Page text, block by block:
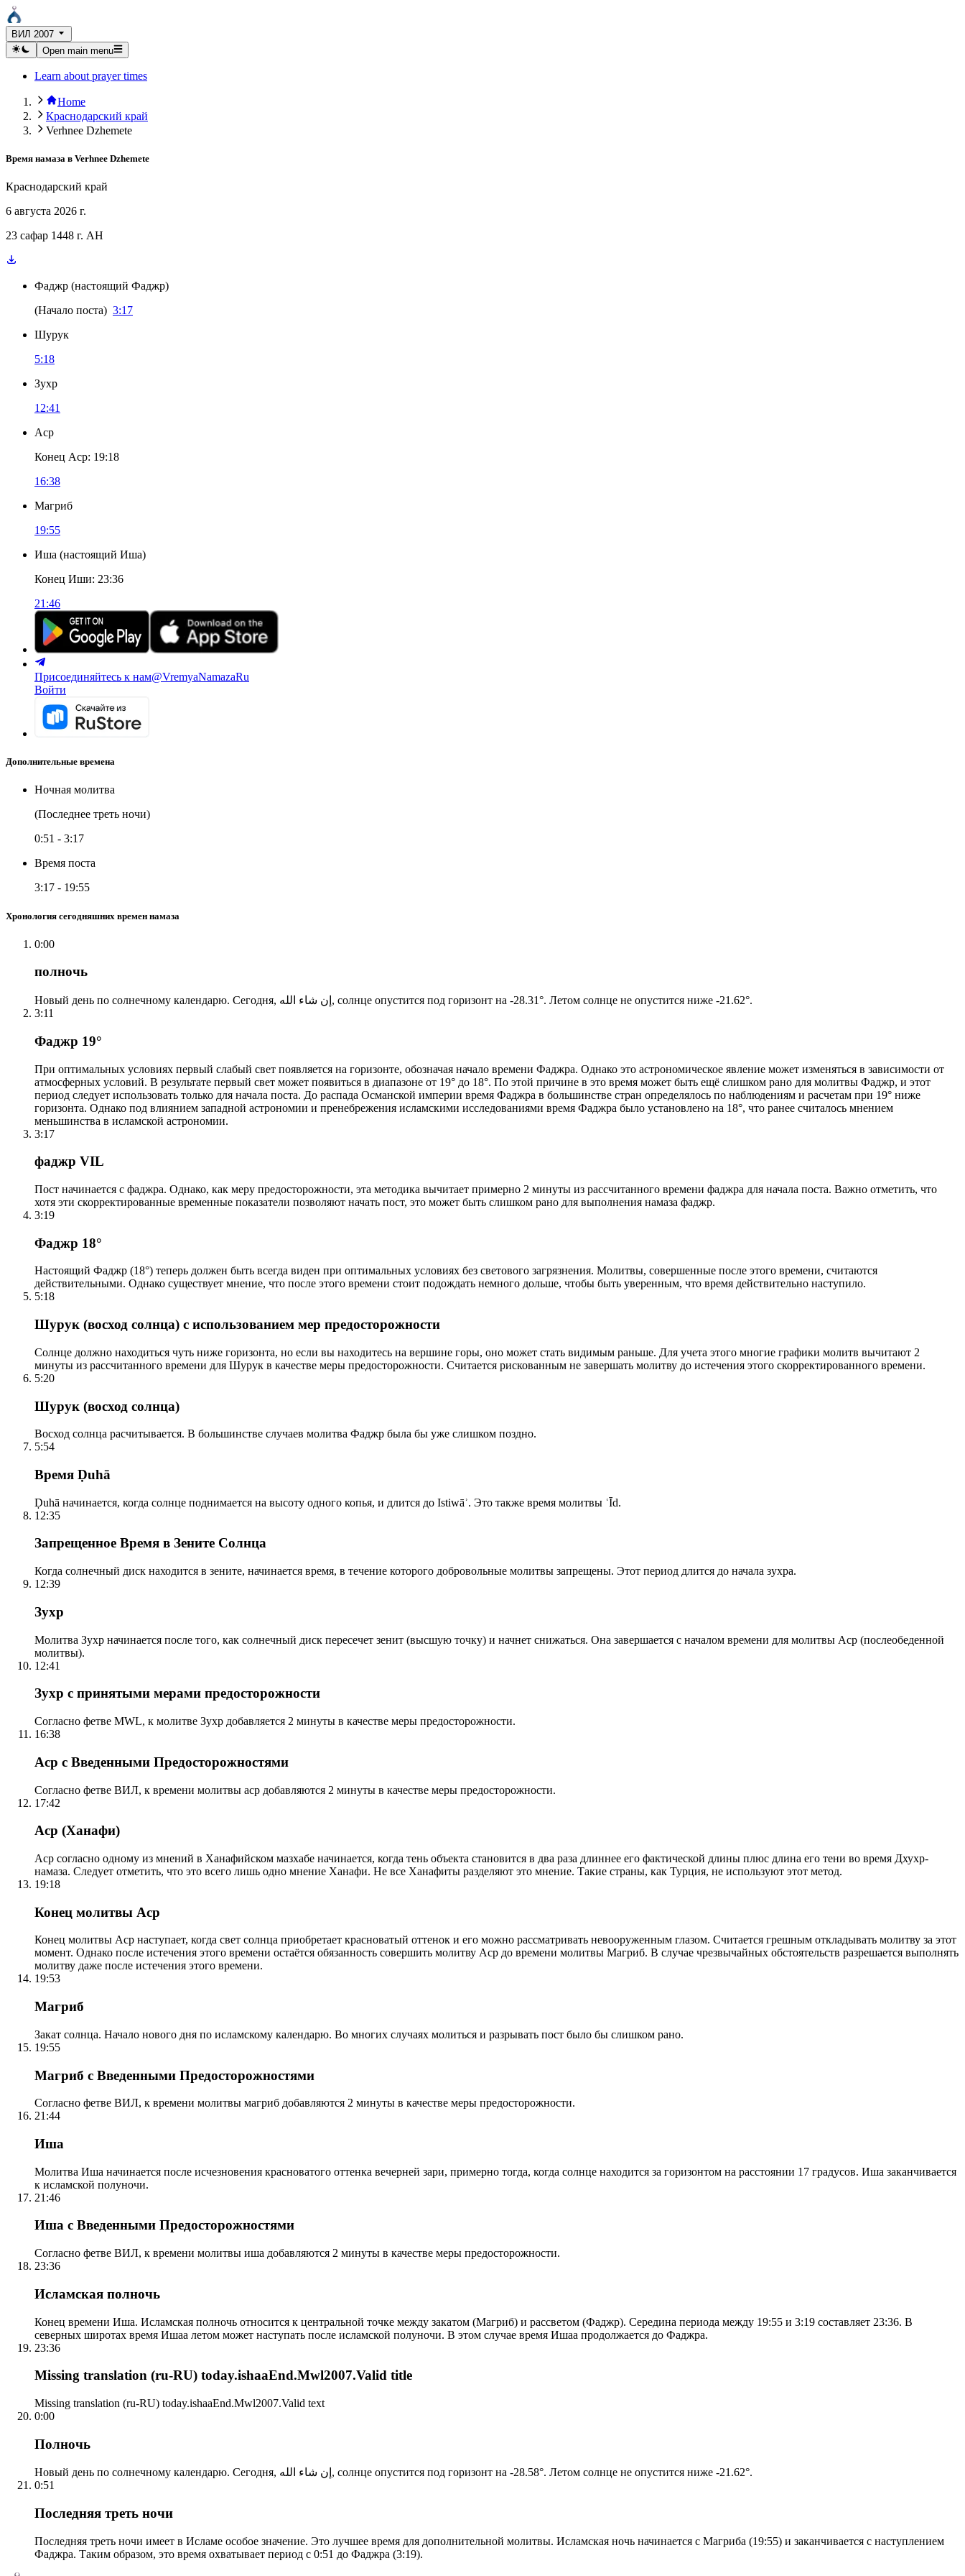
ВИЛ 2007
Open main menu
Learn about prayer times
Home
Краснодарский край
Verhnee Dzhemete
Время намаза в Verhnee Dzhemete
Краснодарский край
6 августа 2026 г.
23 сафар 1448 г. AH
Фаджр (настоящий Фаджр)
(Начало поста) 3:17
Шурук
5:18
Зухр
12:41
Аср
Конец Аср: 19:18
16:38
Магриб
19:55
Иша (настоящий Иша)
Конец Иши: 23:36
21:46
Присоединяйтесь к нам@VremyaNamazaRu
Войти
Дополнительные времена
Ночная молитва
(Последнее треть ночи)
0:51 - 3:17
Время поста
3:17 - 19:55
Хронология сегодняшних времен намаза
0:00
полночь
Новый день по солнечному календарю. Сегодня, إن شاء الله, солнце опустится под горизонт на -28.31°. Летом солнце не опустится ниже -21.62°.
3:11
Фаджр 19°
При оптимальных условиях первый слабый свет появляется на горизонте, обозначая начало времени Фаджра. Однако это астрономическое явление может изменяться в зависимости от
атмосферных условий. В результате первый свет может появиться в диапазоне от 19° до 18°. По этой причине в это время может быть ещё слишком рано для молитвы Фаджр, и этот
период следует использовать только для начала поста. До распада Османской империи время Фаджра в большинстве стран определялось по наблюдениям и расчетам при 19° ниже
горизонта. Однако под влиянием западной астрономии и пренебрежения исламскими исследованиями время Фаджра было установлено на 18°, что ранее считалось мнением
меньшинства в исламской астрономии.
3:17
фаджр VIL
Пост начинается с фаджра. Однако, как меру предосторожности, эта методика вычитает примерно 2 минуты из рассчитанного времени фаджра для начала поста. Важно отметить, что
хотя эти скорректированные временные показатели позволяют начать пост, это может быть слишком рано для выполнения намаза фаджр.
3:19
Фаджр 18°
Настоящий Фаджр (18°) теперь должен быть всегда виден при оптимальных условиях без светового загрязнения. Молитвы, совершенные после этого времени, считаются
действительными. Однако существует мнение, что после этого времени стоит подождать немного дольше, чтобы быть уверенным, что время действительно наступило.
5:18
Шурук (восход солнца) с использованием мер предосторожности
Солнце должно находиться чуть ниже горизонта, но если вы находитесь на вершине горы, оно может стать видимым раньше. Для учета этого многие графики молитв вычитают 2
минуты из рассчитанного времени для Шурук в качестве меры предосторожности. Считается рискованным не завершать молитву до истечения этого скорректированного времени.
5:20
Шурук (восход солнца)
Восход солнца расчитывается. В большинстве случаев молитва Фаджр была бы уже слишком поздно.
5:54
Время Ḍuhā
Ḍuhā начинается, когда солнце поднимается на высоту одного копья, и длится до Istiwāʾ. Это также время молитвы ʿĪd.
12:35
Запрещенное Время в Зените Солнца
Когда солнечный диск находится в зените, начинается время, в течение которого добровольные молитвы запрещены. Этот период длится до начала зухра.
12:39
Зухр
Молитва Зухр начинается после того, как солнечный диск пересечет зенит (высшую точку) и начнет снижаться. Она завершается с началом времени для молитвы Аср (послеобеденной
молитвы).
12:41
Зухр с принятыми мерами предосторожности
Согласно фетве MWL, к молитве Зухр добавляется 2 минуты в качестве меры предосторожности.
16:38
Аср с Введенными Предосторожностями
Согласно фетве ВИЛ, к времени молитвы аср добавляются 2 минуты в качестве меры предосторожности.
17:42
Аср (Ханафи)
Аср согласно одному из мнений в Ханафийском мазхабе начинается, когда тень объекта становится в два раза длиннее его фактической длины плюс длина его тени во время Дхухр-
намаза. Следует отметить, что это всего лишь одно мнение Ханафи. Не все Ханафиты разделяют это мнение. Такие страны, как Турция, не используют этот метод.
19:18
Конец молитвы Аср
Конец молитвы Аср наступает, когда свет солнца приобретает красноватый оттенок и его можно рассматривать невооруженным глазом. Считается грешным откладывать молитву за этот
момент. Однако после истечения этого времени остаётся обязанность совершить молитву Аср до времени молитвы Магриб. В случае чрезвычайных обстоятельств разрешается выполнять
молитву даже после истечения этого времени.
19:53
Магриб
Закат солнца. Начало нового дня по исламскому календарю. Во многих случаях молиться и разрывать пост было бы слишком рано.
19:55
Магриб с Введенными Предосторожностями
Согласно фетве ВИЛ, к времени молитвы магриб добавляются 2 минуты в качестве меры предосторожности.
21:44
Иша
Молитва Иша начинается после исчезновения красноватого оттенка вечерней зари, примерно тогда, когда солнце находится за горизонтом на расстоянии 17 градусов. Иша заканчивается
к исламской полуночи.
21:46
Иша с Введенными Предосторожностями
Согласно фетве ВИЛ, к времени молитвы иша добавляются 2 минуты в качестве меры предосторожности.
23:36
Исламская полночь
Конец времени Иша. Исламская полночь относится к центральной точке между закатом (Магриб) и рассветом (Фаджр). Середина периода между 19:55 и 3:19 составляет 23:36. В
северных широтах время Ишаа летом может наступать после исламской полуночи. В этом случае время Ишаа продолжается до Фаджра.
23:36
Missing translation (ru-RU) today.ishaaEnd.Mwl2007.Valid title
Missing translation (ru-RU) today.ishaaEnd.Mwl2007.Valid text
0:00
Полночь
Новый день по солнечному календарю. Сегодня, إن شاء الله, солнце опустится под горизонт на -28.58°. Летом солнце не опустится ниже -21.62°.
0:51
Последняя треть ночи
Последняя треть ночи имеет в Исламе особое значение. Это лучшее время для дополнительной молитвы. Исламская ночь начинается с Магриба (19:55) и заканчивается с наступлением
Фаджра. Таким образом, это время охватывает период с 0:51 до Фаджра (3:19).